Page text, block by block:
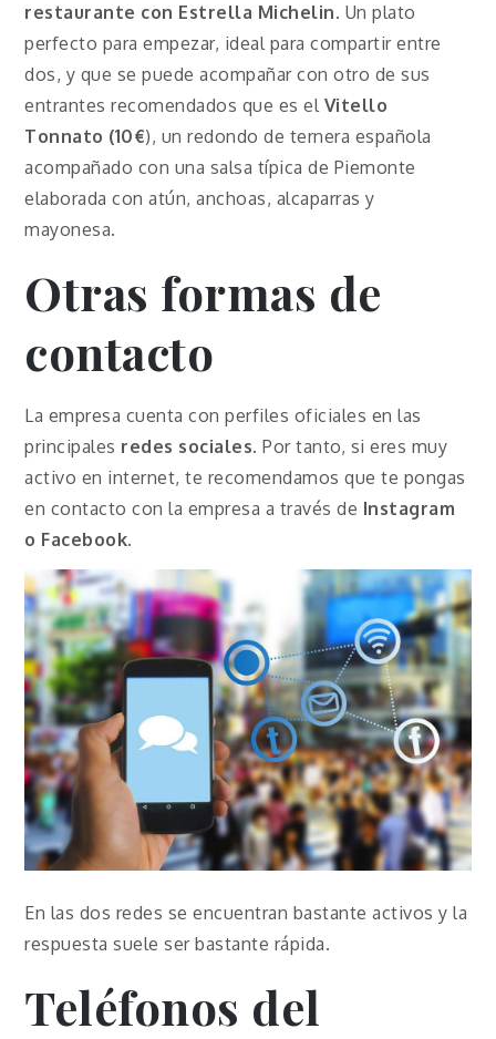
restaurante con Estrella Michelin. Un plato
perfecto para empezar, ideal para compartir entre
dos, y que se puede acompañar con otro de sus
entrantes recomendados que es el Vitello
Tonnato (10€), un redondo de ternera española
acompañado con una salsa típica de Piemonte
elaborada con atún, anchoas, alcaparras y
mayonesa.
Otras formas de
contacto
La empresa cuenta con perfiles oficiales en las
principales redes sociales. Por tanto, si eres muy
activo en internet, te recomendamos que te pongas
en contacto con la empresa a través de Instagram
o Facebook.
En las dos redes se encuentran bastante activos y la
respuesta suele ser bastante rápida.
Teléfonos del